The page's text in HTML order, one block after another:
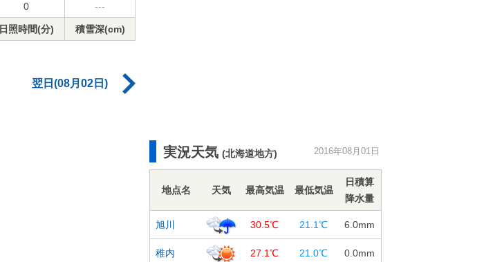
0 ---
日照時間(分) 積雪深(cm)
翌日(08月02日)
実況天気 (北海道地方) 2016年08月01日
地点名 天気 最高気温 最低気温
日積算
降水量
旭川 30.5℃ 21.1℃ 6.0mm
稚内 27.1℃ 21.0℃ 0.0mm